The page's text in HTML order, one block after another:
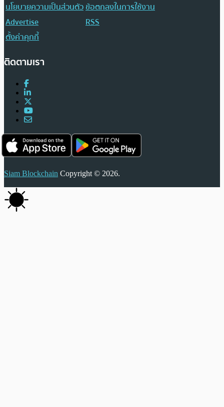
นโยบายความเป็นส่วนตัวข้อตกลงในการใช้งาน
Advertise
RSS
ตั้งค่าคุกกี้
ติดตามเรา
Siam Blockchain Copyright © 2026.